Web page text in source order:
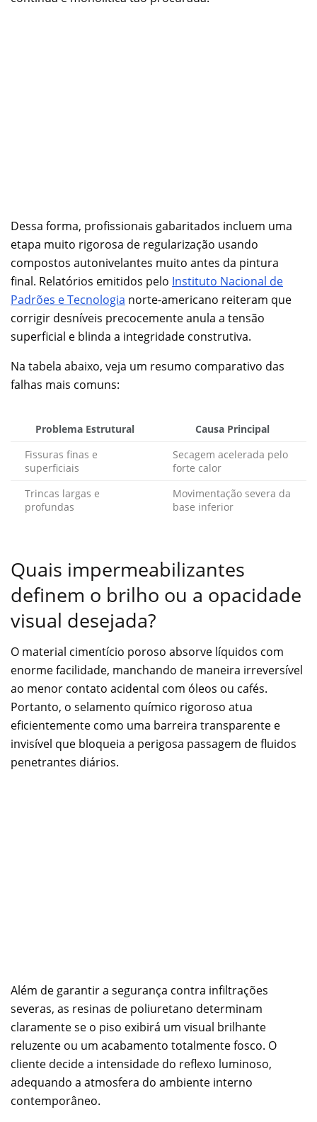
Dessa forma, profissionais gabaritados incluem uma
etapa muito rigorosa de regularização usando
compostos autonivelantes muito antes da pintura
final. Relatórios emitidos pelo Instituto Nacional de
Padrões e Tecnologia norte-americano reiteram que
corrigir desníveis precocemente anula a tensão
superficial e blinda a integridade construtiva.
Na tabela abaixo, veja um resumo comparativo das
falhas mais comuns:
Problema Estrutural
Causa Principal
Fissuras finas e
superficiais
Secagem acelerada pelo
forte calor
Trincas largas e
profundas
Movimentação severa da
base inferior
Quais impermeabilizantes
definem o brilho ou a opacidade
visual desejada?
O material cimentício poroso absorve líquidos com
enorme facilidade, manchando de maneira irreversível
ao menor contato acidental com óleos ou cafés.
Portanto, o selamento químico rigoroso atua
eficientemente como uma barreira transparente e
invisível que bloqueia a perigosa passagem de fluidos
penetrantes diários.
Além de garantir a segurança contra infiltrações
severas, as resinas de poliuretano determinam
claramente se o piso exibirá um visual brilhante
reluzente ou um acabamento totalmente fosco. O
cliente decide a intensidade do reflexo luminoso,
adequando a atmosfera do ambiente interno
contemporâneo.